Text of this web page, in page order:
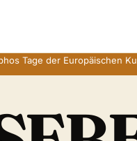
Tage der Europäischen Kultur·